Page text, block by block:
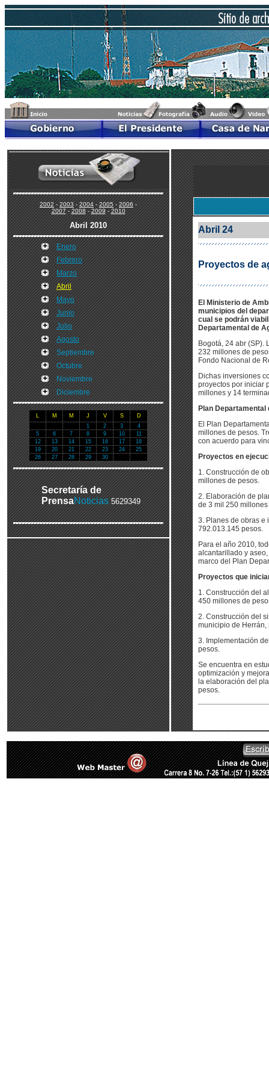
2002-2003-2004-2005-2006-
2007-2008-2009-2010
Abril 2010
Enero
Febrero
Marzo
Abril
Mayo
Junio
Julio
Agosto
Septiembre
Octubre
Noviembre
Diciembre
L M M J V S
D
1
2 3
4
5
6 7 8 9 10
11
12
13 14 15 16 17
18
19
20 21 22 23 24
25
26
27 28 29 30
Secretaría de
PrensaNoticias 5629349
Abril 24
Proyectos de
El Ministerio de
municipios del
cual se podrán
Departamental de
Bogotá, 24 abr (SP).
232 millones de
Fondo Nacional de
Dichas inversiones
proyectos por iniciar
millones y 14
Plan Departamental
El Plan
millones de pesos.
con acuerdo para
Proyectos en
1. Construcción de
millones de pesos.
2. Elaboración de
de 3 mil 250
3. Planes de obras e
792.013.145 pesos.
Para el año 2010,
alcantarillado y
marco del Plan
Proyectos que
1. Construcción del
450 millones de
2. Construcción del
municipio de Herrán,
3. Implementación
pesos.
Se encuentra en
optimización y
la elaboración del
pesos.